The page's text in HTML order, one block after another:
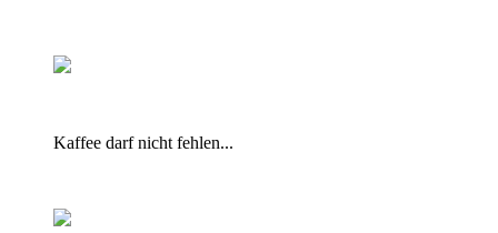
Kaffee darf nicht fehlen...